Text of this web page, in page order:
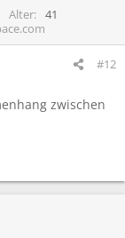
Alter
41
#12
zwischen